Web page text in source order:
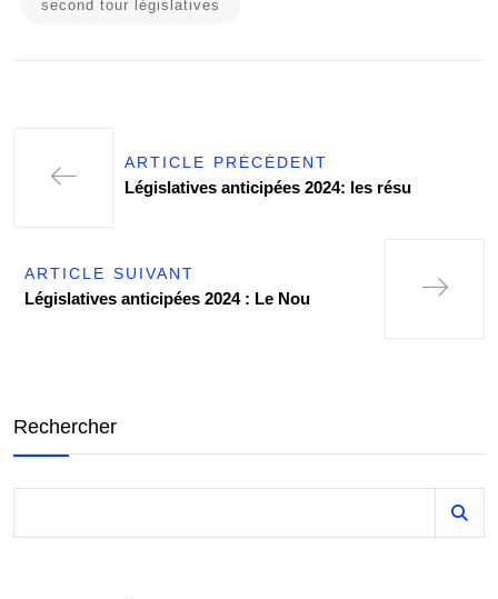
second tour législatives
ARTICLE PRÉCÉDENT
Législatives anticipées 2024: les résu
ARTICLE SUIVANT
Législatives anticipées 2024 : Le Nou
Rechercher